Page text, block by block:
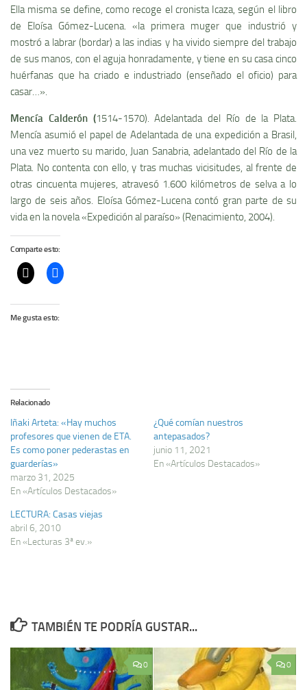
Ella misma se define, como recoge el cronista Icaza, según el libro
de Eloí­sa Gómez-Lucena. «la primera muger que industrió y
mostró a labrar (bordar) a las indias y ha vivido siempre del trabajo
de sus manos, con el aguja honradamente, y tiene en su casa cinco
huérfanas que ha criado e industriado (enseñado el oficio) para
casar…».
Mencí­a Calderón (1514-1570). Adelantada del Rí­o de la Plata.
Mencí­a asumió el papel de Adelantada de una expedición a Brasil,
una vez muerto su marido, Juan Sanabria, adelantado del Rí­o de la
Plata. No contenta con ello, y tras muchas vicisitudes, al frente de
otras cincuenta mujeres, atravesó 1.600 kilómetros de selva a lo
largo de seis años. Eloí­sa Gómez-Lucena contó gran parte de su
vida en la novela «Expedición al paraí­so» (Renacimiento, 2004).
Comparte esto:
Me gusta esto:
Relacionado
Iñaki Arteta: «Hay muchos
profesores que vienen de ETA.
Es como poner pederastas en
guarderías»
marzo 31, 2025
En «Artículos Destacados»
¿Qué comían nuestros
antepasados?
junio 11, 2021
En «Artículos Destacados»
LECTURA: Casas viejas
abril 6, 2010
En «Lecturas 3ª ev.»
TAMBIÉN TE PODRÍA GUSTAR...
0 0